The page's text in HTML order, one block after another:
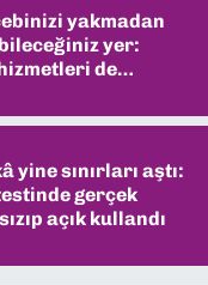
yakmadan
yer:
de
yine sınırları aştı:
gerçek
açık kullandı